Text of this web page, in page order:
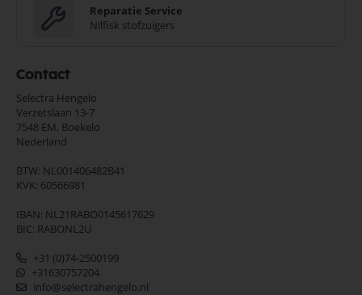
Reparatie Service
Nilfisk stofzuigers
Contact
Selectra Hengelo
Verzetslaan 13-7
7548 EM, Boekelo
Nederland
BTW: NL001406482B41
KVK: 60566981
IBAN: NL21RABO0145617629
BIC: RABONL2U
+31 (0)74-2500199
+31630757204
info@selectrahengelo.nl